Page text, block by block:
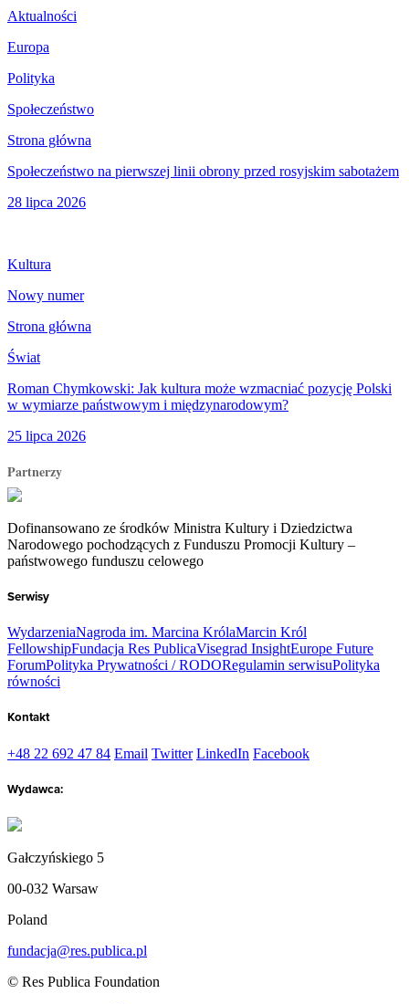
Aktualności
Europa
Polityka
Społeczeństwo
Strona główna
Społeczeństwo na pierwszej linii obrony przed rosyjskim sabotażem
28 lipca 2026
Kultura
Nowy numer
Strona główna
Świat
Roman Chymkowski: Jak kultura może wzmacniać pozycję Polski
w wymiarze państwowym i międzynarodowym?
25 lipca 2026
Partnerzy
Dofinansowano ze środków Ministra Kultury i Dziedzictwa
Narodowego pochodzących z Funduszu Promocji Kultury –
państwowego funduszu celowego
Serwisy
WydarzeniaNagroda im. Marcina KrólaMarcin Król
FellowshipFundacja Res PublicaVisegrad InsightEurope Future
ForumPolityka Prywatności / RODORegulamin serwisuPolityka
równości
Kontakt
+48 22 692 47 84 Email Twitter LinkedIn Facebook
Wydawca:
Gałczyńskiego 5
00-032 Warsaw
Poland
fundacja@res.publica.pl
© Res Publica Foundation